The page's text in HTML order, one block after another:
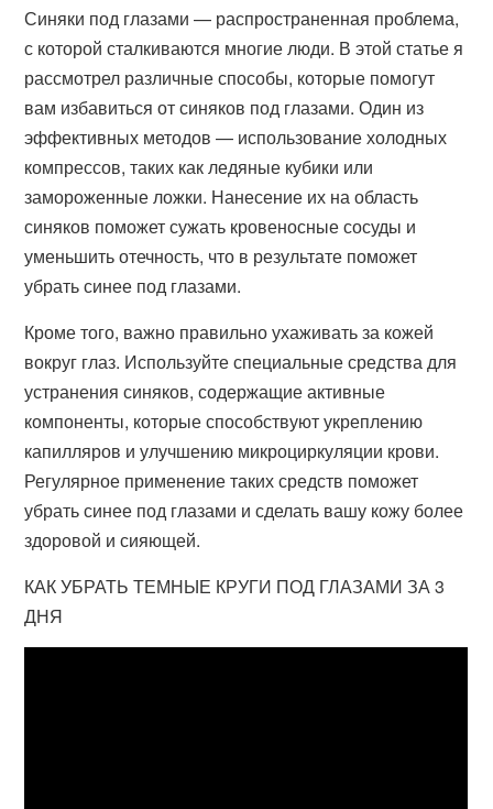
Синяки под глазами — распространенная проблема,
с которой сталкиваются многие люди. В этой статье я
рассмотрел различные способы, которые помогут
вам избавиться от синяков под глазами. Один из
эффективных методов — использование холодных
компрессов, таких как ледяные кубики или
замороженные ложки. Нанесение их на область
синяков поможет сужать кровеносные сосуды и
уменьшить отечность, что в результате поможет
убрать синее под глазами.
Кроме того, важно правильно ухаживать за кожей
вокруг глаз. Используйте специальные средства для
устранения синяков, содержащие активные
компоненты, которые способствуют укреплению
капилляров и улучшению микроциркуляции крови.
Регулярное применение таких средств поможет
убрать синее под глазами и сделать вашу кожу более
здоровой и сияющей.
КАК УБРАТЬ ТЕМНЫЕ КРУГИ ПОД ГЛАЗАМИ ЗА 3
ДНЯ